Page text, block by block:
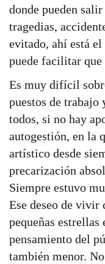
donde pueden
tragedias,
evitado, ahí está
puede facilitar que
Es muy difícil
puestos de
todos, si no hay
autogestión, en la
artístico desde
precarización
Siempre estuvo
Ese deseo de vivir
pequeñas
pensamiento del
también menor.